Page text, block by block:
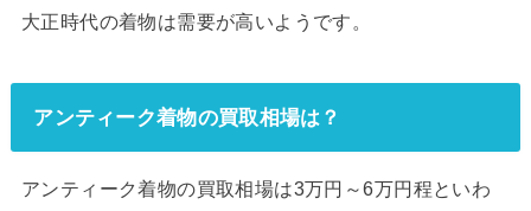
大正時代の着物は需要が高いようです。
アンティーク着物の買取相場は？
アンティーク着物の買取相場は3万円～6万円程といわ